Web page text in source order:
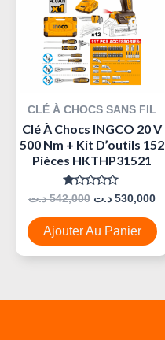
CLÉ À CHOCS SANS FIL
Clé À Chocs INGCO 20 V
500 Nm + Kit D’outils 152
Pièces HKTHP31521
Note
0
Sur
5
542,000 د.ت 530,000 د.ت
Ajouter Au Panier